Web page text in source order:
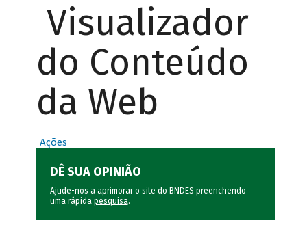
Visualizador
do Conteúdo
da Web
Ações
DÊ SUA OPINIÃO
Ajude-nos a aprimorar o site do BNDES preenchendo
uma rápida pesquisa.